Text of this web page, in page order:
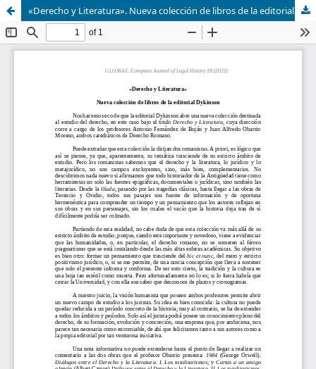
«Derecho y Literatura». Nueva colección de libros de la editorial Dykinson